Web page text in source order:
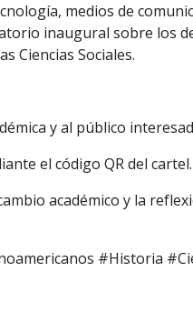
medios de
inaugural sobre los
Ciencias Sociales.
y al público
el código QR del cartel.
académico y la
#Historia